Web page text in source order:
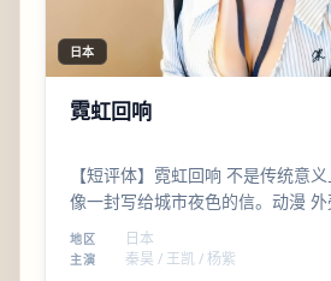
日本
霓虹回响
【短评体】霓虹回响 不是传统意
像一封写给城市夜色的信。动漫 外
与代价；魏德圣 的调度让群戏也不
地区 日本
主演
秦昊 / 王凯 / 杨紫